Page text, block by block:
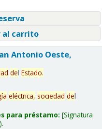
carrito
Antonio Oeste,
del Estado.
eléctrica, sociedad del
para préstamo: Signatura